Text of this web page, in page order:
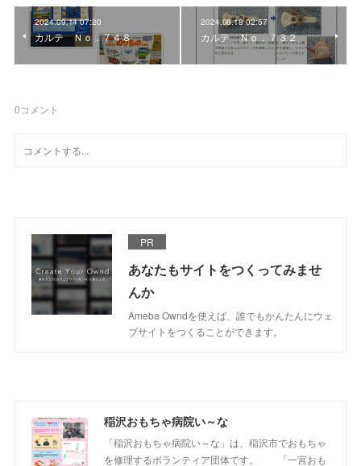
2024.09.14 07:20
カルテ Ｎｏ．７４８
2024.08.18 02:57
カルテ Ｎｏ．７３２
0コメント
PR
あなたもサイトをつくってみませ
んか
Ameba Owndを使えば、誰でもかんたんにウェ
ブサイトをつくることができます。
稲沢おもちゃ病院い～な
「稲沢おもちゃ病院い～な」は、稲沢市でおもちゃ
を修理するボランティア団体です。 「一宮おも